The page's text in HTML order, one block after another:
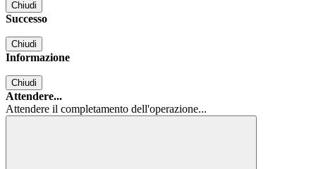
Chiudi
Successo
Chiudi
Informazione
Chiudi
Attendere...
Attendere il completamento dell'operazione...